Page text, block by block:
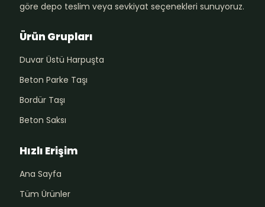
göre depo teslim veya sevkiyat seçenekleri sunuyoruz.
Ürün Grupları
Duvar Üstü Harpuşta
Beton Parke Taşı
Bordür Taşı
Beton Saksı
Hızlı Erişim
Ana Sayfa
Tüm Ürünler